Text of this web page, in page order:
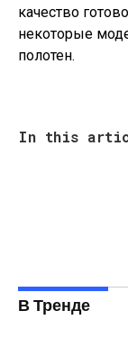
качество
некоторые
полотен.
In this
В Тренде